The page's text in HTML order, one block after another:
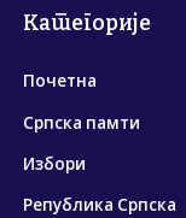
Категорије
Почетна
Српска памти
Избори
Република Српска